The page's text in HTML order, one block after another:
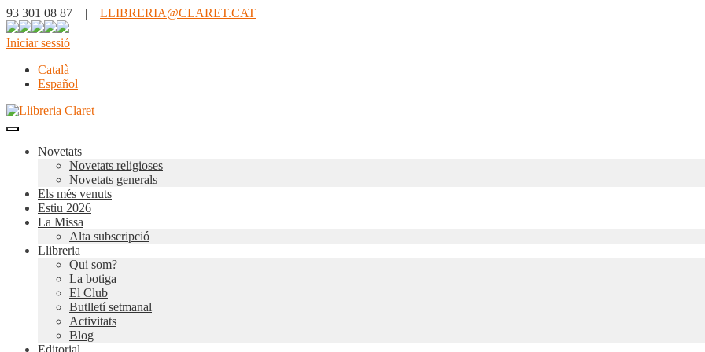
93 301 08 87 | LLIBRERIA@CLARET.CAT
Iniciar sessió
Català
Español
Novetats
Novetats religioses
Novetats generals
Els més venuts
Estiu 2026
La Missa
Alta subscripció
Llibreria
Qui som?
La botiga
El Club
Butlletí setmanal
Activitats
Blog
Editorial